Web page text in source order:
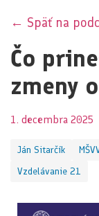
← Späť na
Čo
zmeny
1. decembra 2025
Ján Sitarčík
Vzdelávanie 21